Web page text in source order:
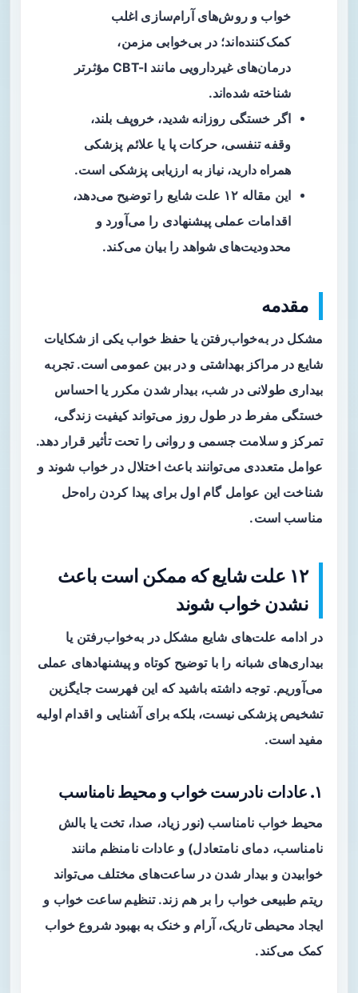
خواب و روش‌های آرام‌سازی اغلب
کمک‌کننده‌اند؛ در بی‌خوابی مزمن،
درمان‌های غیردارویی مانند CBT-I مؤثرتر
شناخته شده‌اند.
اگر خستگی روزانه شدید، خروپف بلند،
وقفه تنفسی، حرکات پا یا علائم پزشکی
همراه دارید، نیاز به ارزیابی پزشکی است.
این مقاله ۱۲ علت شایع را توضیح می‌دهد،
اقدامات عملی پیشنهادی را می‌آورد و
محدودیت‌های شواهد را بیان می‌کند.
مقدمه
مشکل در به‌خواب‌رفتن یا حفظ خواب یکی از شکایات
شایع در مراکز بهداشتی و در بین عمومی است. تجربه
بیداری طولانی در شب، بیدار شدن مکرر یا احساس
خستگی مفرط در طول روز می‌تواند کیفیت زندگی،
تمرکز و سلامت جسمی و روانی را تحت تأثیر قرار دهد.
عوامل متعددی می‌توانند باعث اختلال در خواب شوند و
شناخت این عوامل گام اول برای پیدا کردن راه‌حل
مناسب است.
۱۲ علت شایع که ممکن است باعث
نشدن خواب شوند
در ادامه علت‌های شایع مشکل در به‌خواب‌رفتن یا
بیداری‌های شبانه را با توضیح کوتاه و پیشنهادهای عملی
می‌آوریم. توجه داشته باشید که این فهرست جایگزین
تشخیص پزشکی نیست، بلکه برای آشنایی و اقدام اولیه
مفید است.
۱. عادات نادرست خواب و محیط نامناسب
محیط خواب نامناسب (نور زیاد، صدا، تخت یا بالش
نامناسب، دمای نامتعادل) و عادات نامنظم مانند
خوابیدن و بیدار شدن در ساعت‌های مختلف می‌تواند
ریتم طبیعی خواب را بر هم زند.تنظیم ساعت خواب و
ایجاد محیطی تاریک، آرام و خنک به بهبود شروع خواب
کمک می‌کند.